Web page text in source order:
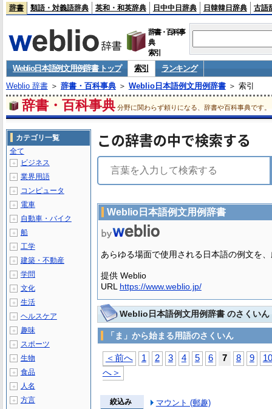
辞書 類語・対義語辞典 英和・和英辞典 日中中日辞典 日韓韓日辞典 古語
辞書・百科事
典
索引
Weblio日本語例文用例辞書 トップ 索引
ランキング
Weblio 辞書＞ 辞書・百科事典＞ Weblio日本語例文用例辞書＞ 索引
辞書・百科事典 分野に関わらず頼りになる、辞書や百科事典です。
この辞書の中で検索する
Weblio日本語例文用例辞書
あらゆる場面で使用される日本語の例文を
提供 Weblio
URL https://www.weblio.jp/
Weblio日本語例文用例辞書 のさくいん
「ま」から始まる用語のさくいん
＜前へ 1 2 3 4 5 6 7 8 9
10
へ＞
絞込み
マウント (郵趣)
カテゴリ一覧
全て
＋ ビジネス
＋ 業界用語
＋ コンピュータ
＋ 電車
＋ 自動車・バイク
＋ 船
＋ 工学
＋ 建築・不動産
＋ 学問
＋ 文化
＋ 生活
＋ ヘルスケア
＋ 趣味
＋ スポーツ
＋ 生物
＋ 食品
＋ 人名
＋ 方言